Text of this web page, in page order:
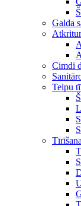
Galda
Cimdi
Telpu